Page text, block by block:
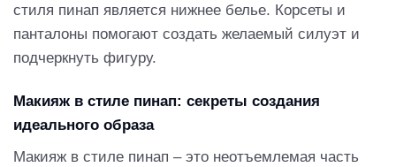
стиля пинап является нижнее белье. Корсеты и
панталоны помогают создать желаемый силуэт и
подчеркнуть фигуру.
Макияж в стиле пинап: секреты создания
идеального образа
Макияж в стиле пинап – это неотъемлемая часть